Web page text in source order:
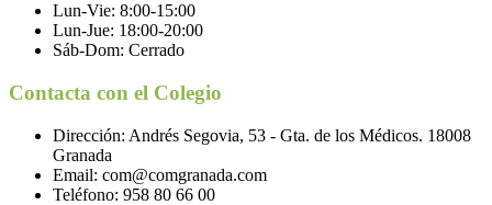
Lun-Vie: 8:00-15:00
Lun-Jue: 18:00-20:00
Sáb-Dom: Cerrado
Contacta con el Colegio
Dirección: Andrés Segovia, 53 - Gta. de los Médicos. 18008
Granada
Email: com@comgranada.com
Teléfono: 958 80 66 00